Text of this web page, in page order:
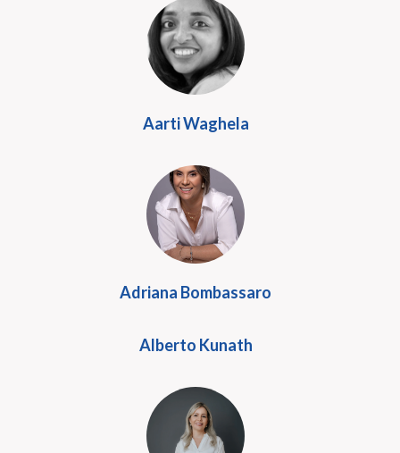
Aarti Waghela
Adriana Bombassaro
Alberto Kunath